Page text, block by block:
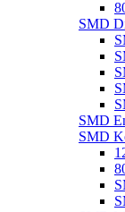
SMD
SMD
SMD